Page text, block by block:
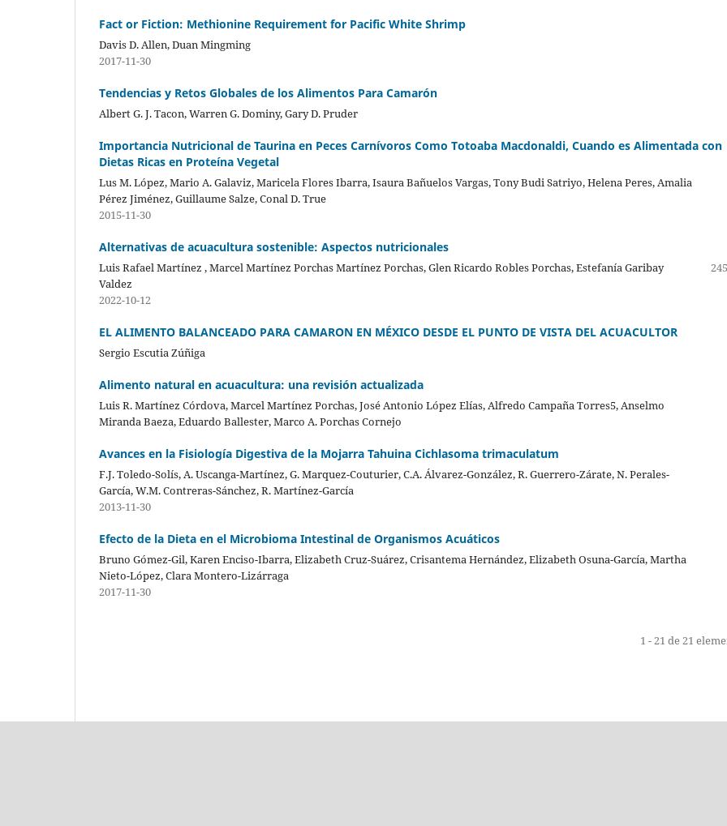
Fact or Fiction: Methionine Requirement for Pacific White Shrimp
Davis D. Allen, Duan Mingming
2017-11-30
Tendencias y Retos Globales de los Alimentos Para Camarón
Albert G. J. Tacon, Warren G. Dominy, Gary D. Pruder
Importancia Nutricional de Taurina en Peces Carnívoros Como Totoaba Macdonaldi, Cuando es Alimentada con
Dietas Ricas en Proteína Vegetal
Lus M. López, Mario A. Galaviz, Maricela Flores Ibarra, Isaura Bañuelos Vargas, Tony Budi Satriyo, Helena Peres, Amalia
Pérez Jiménez, Guillaume Salze, Conal D. True
2015-11-30
Alternativas de acuacultura sostenible: Aspectos nutricionales
Luis Rafael Martínez , Marcel Martínez Porchas Martínez Porchas, Glen Ricardo Robles Porchas, Estefanía Garibay
Valdez
2022-10-12
EL ALIMENTO BALANCEADO PARA CAMARON EN MÉXICO DESDE EL PUNTO DE VISTA DEL ACUACULTOR
Sergio Escutia Zúñiga
Alimento natural en acuacultura: una revisión actualizada
Luis R. Martínez Córdova, Marcel Martínez Porchas, José Antonio López Elías, Alfredo Campaña Torres5, Anselmo
Miranda Baeza, Eduardo Ballester, Marco A. Porchas Cornejo
Avances en la Fisiología Digestiva de la Mojarra Tahuina Cichlasoma trimaculatum
F.J. Toledo-Solís, A. Uscanga-Martínez, G. Marquez-Couturier, C.A. Álvarez-González, R. Guerrero-Zárate, N. Perales-
García, W.M. Contreras-Sánchez, R. Martínez-García
2013-11-30
Efecto de la Dieta en el Microbioma Intestinal de Organismos Acuáticos
Bruno Gómez-Gil, Karen Enciso-Ibarra, Elizabeth Cruz-Suárez, Crisantema Hernández, Elizabeth Osuna-García, Martha
Nieto-López, Clara Montero-Lizárraga
2017-11-30
1 - 21 de 21